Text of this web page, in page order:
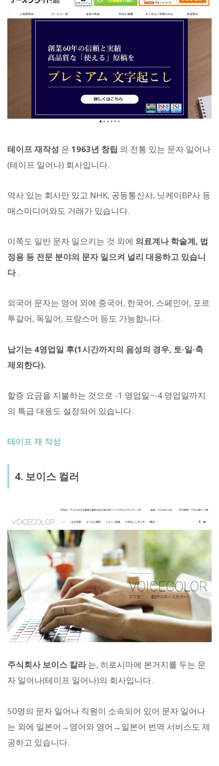
테이프 재작성 은 1963년 창립 의 전통 있는 문자 일어나
(테이프 일어나) 회사입니다.
역사 있는 회사만 있고 NHK, 공동통신사, 닛케이BP사 등
매스미디어와도 거래가 있습니다.
이쪽도 일반 문자 일으키는 것 외에 의료계나 학술계, 법
정용 등 전문 분야의 문자 일으켜 널리 대응하고 있습니
다.
외국어 문자는 영어 외에 중국어, 한국어, 스페인어, 포르
투갈어, 독일어, 프랑스어 등도 가능합니다.
납기는 4영업일 후(1시간까지의 음성의 경우, 토·일·축
제외한다).
할증 요금을 지불하는 것으로 -1 영업일~-4 영업일까지
의 특급 대응도 설정되어 있습니다.
테이프 재 작성
4. 보이스 컬러
주식회사 보이스 칼라는, 히로시마에 본거지를 두는 문
자 일어나(테이프 일어나)의 회사입니다.
50명의 문자 일어나 직원이 소속되어 있어 문자 일어나
는 외에 일본어→영어와 영어→일본어 번역 서비스도 제
공하고 있습니다.